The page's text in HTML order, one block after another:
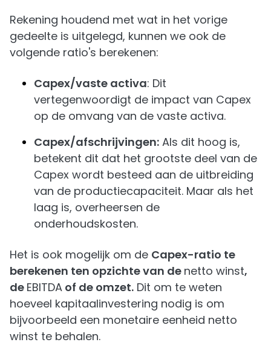
Rekening houdend met wat in het vorige
gedeelte is uitgelegd, kunnen we ook de
volgende ratio's berekenen:
Capex/vaste activa: Dit
vertegenwoordigt de impact van Capex
op de omvang van de vaste activa.
Capex/afschrijvingen: Als dit hoog is,
betekent dit dat het grootste deel van de
Capex wordt besteed aan de uitbreiding
van de productiecapaciteit. Maar als het
laag is, overheersen de
onderhoudskosten.
Het is ook mogelijk om de Capex-ratio te
berekenen ten opzichte van de netto winst,
de EBITDA of de omzet. Dit om te weten
hoeveel kapitaalinvestering nodig is om
bijvoorbeeld een monetaire eenheid netto
winst te behalen.